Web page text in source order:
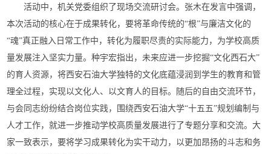
活动中，机关党委组织了现场交流研讨会。张木在发言中强调，
本次活动的核心在于成果转化，要将革命传统的“根”与廉洁文化的
“魂”真正融入日常工作中，转化为履职尽责的实际能力，为学校高质
量发展注入坚实力量。种宇宏指出，未来应进一步挖掘“文化西石大”
的育人资源，将西安石油大学独特的文化底蕴浸润到学生的教育和管
理全过程，实现以文化人、以文育人的目标。随后的自由交流环节，
与会同志纷纷结合岗位实践，围绕西安石油大学“十五五”规划编制与
人才工作，就进一步推动学校高质量发展进行了专题分享和交流。大
家一致表示，要将学习成果转化为实干动力，以更加昂扬的斗志和务